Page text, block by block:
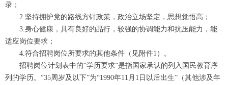
录；
2.坚持拥护党的路线方针政策，政治立场坚定，思想觉悟高；
3.身心健康，具有良好的品行，较强的协调能力和抗压能力，能
适应岗位要求；
4.符合招聘岗位所要求的其他条件（见附件1）。
招聘岗位计划表中的“学历要求”是指国家承认的列入国民教育序
列的学历。“35周岁及以下”为“1990年11月1日以后出生”（其他涉及年